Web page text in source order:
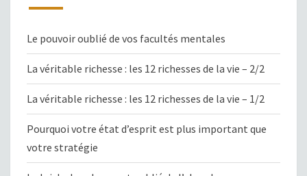
Le pouvoir oublié de vos facultés mentales
La véritable richesse : les 12 richesses de la vie – 2/2
La véritable richesse : les 12 richesses de la vie – 1/2
Pourquoi votre état d’esprit est plus important que
votre stratégie